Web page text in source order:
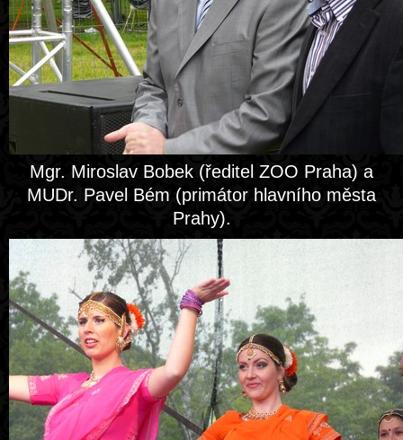
Mgr. Miroslav Bobek (ředitel ZOO Praha) a
MUDr. Pavel Bém (primátor hlavního města
Prahy).